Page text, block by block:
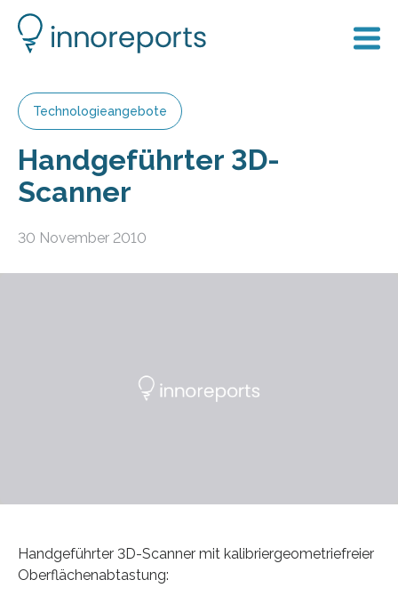
Technologieangebote
Handgeführter 3D-
Scanner
30 November 2010
Handgeführter 3D-Scanner mit kalibriergeometriefreier
Oberflächenabtastung: